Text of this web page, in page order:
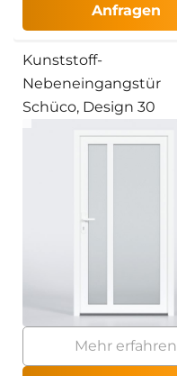
Anfragen
Kunststoff-
Nebeneingangstür
Schüco, Design 30
Mehr erfahren